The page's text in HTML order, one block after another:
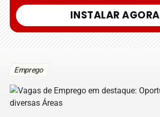
INSTALAR AGORA
Emprego